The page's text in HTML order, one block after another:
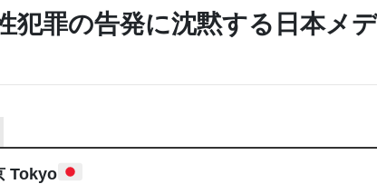
犯罪の告発に沈黙する日本メ
Tokyo